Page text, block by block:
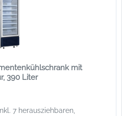
mit
390 Liter
7 herausziehbaren,